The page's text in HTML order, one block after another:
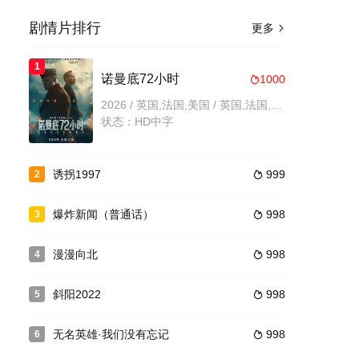
柚木麻子恋爱小说，无
的三口之家。而今，这户人家即将迎来新的成员。十月怀胎，一
更多 
剧情片排行
1
1000
诺曼底72小时
状态：HD中字
2  999
诱拐1997
3  998
爆炸新闻（普通话）
4  998
漫漫向北
5  998
斜阳2022
6  998
无名英雄·我们没有忘记